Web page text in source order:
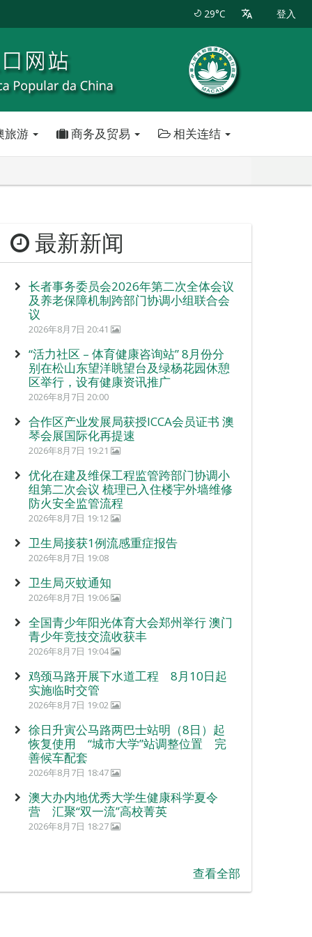
29°C 登入
旅游 商务及贸易 相关连结
最新新闻
长者事务委员会2026年第二次全体会议
及养老保障机制跨部门协调小组联合会
议
2026年8月7日 20:41
“活力社区 – 体育健康咨询站” 8月份分
别在松山东望洋眺望台及绿杨花园休憩
区举行，设有健康资讯推广
2026年8月7日 20:00
合作区产业发展局获授ICCA会员证书 澳
琴会展国际化再提速
2026年8月7日 19:21
优化在建及维保工程监管跨部门协调小
组第二次会议 梳理已入住楼宇外墙维修
防火安全监管流程
2026年8月7日 19:12
卫生局接获1例流感重症报告
2026年8月7日 19:08
卫生局灭蚊通知
2026年8月7日 19:06
全国青少年阳光体育大会郑州举行 澳门
青少年竞技交流收获丰
2026年8月7日 19:04
鸡颈马路开展下水道工程 8月10日起
实施临时交管
2026年8月7日 19:02
徐日升寅公马路两巴士站明（8日）起
恢复使用 “城市大学”站调整位置 完
善候车配套
2026年8月7日 18:47
澳大办内地优秀大学生健康科学夏令
营 汇聚“双一流”高校菁英
2026年8月7日 18:27
查看全部